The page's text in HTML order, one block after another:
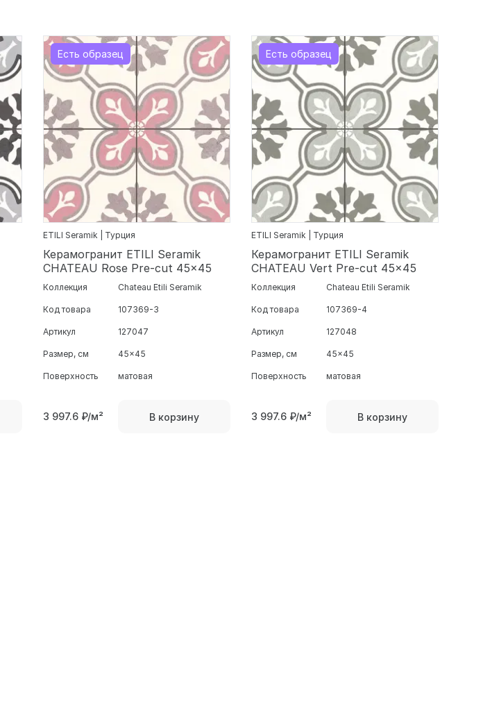
Есть образец
ETILI Seramik | Турция
Керамогранит ETILI Seramik
CHATEAU Rose Pre-cut 45x45
Коллекция Chateau Etili Seramik
Код товара 107369-3
Артикул 127047
Размер, см 45x45
Поверхность матовая
3 997.6 ₽/м² В корзину
Есть образец
ETILI Seramik | Турция
Керамогранит ETILI Seramik
CHATEAU Vert Pre-cut 45x45
Коллекция Chateau Etili Seramik
Код товара 107369-4
Артикул 127048
Размер, см 45x45
Поверхность матовая
3 997.6 ₽/м² В корзину